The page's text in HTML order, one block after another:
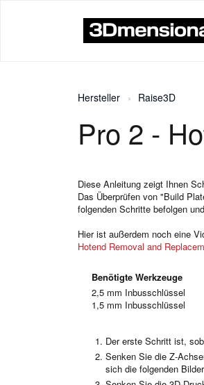
Hersteller Raise3D
Pro 2 -
Diese Anleitung zeigt Ihnen
Das Überprüfen von "Build
folgenden Schritte befolgen
Hier ist außerdem noch eine
Hotend Removal and
Benötigte Werkzeuge
2,5 mm Inbusschlüssel
1,5 mm Inbusschlüssel
Der erste Schritt ist,
Senken Sie die Z-
sich die folgenden